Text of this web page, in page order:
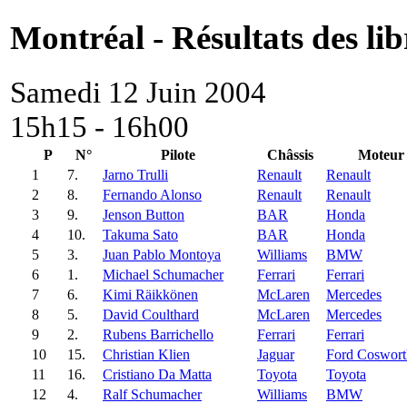
Montréal - Résultats des
Samedi 12 Juin 2004
15h15 - 16h00
P N° Pilote Châssis
Moteur
1
7. Jarno Trulli Renault
Renault
2
8. Fernando Alonso Renault
Renault
3
9. Jenson Button BAR
Honda
4
10. Takuma Sato BAR
Honda
5
3. Juan Pablo Montoya Williams
BMW
6
1. Michael Schumacher Ferrari
Ferrari
7
6. Kimi Räikkönen McLaren
Mercedes
8
5. David Coulthard McLaren
Mercedes
9
2. Rubens Barrichello Ferrari
Ferrari
10
15. Christian Klien Jaguar
Ford
11
16. Cristiano Da Matta Toyota
Toyota
12
4. Ralf Schumacher Williams
BMW